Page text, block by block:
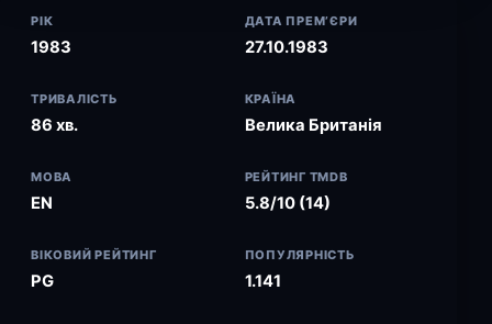
РІК
1983
ДАТА ПРЕМ’ЄРИ
27.10.1983
ТРИВАЛІСТЬ
86 хв.
КРАЇНА
Велика Британія
МОВА
EN
РЕЙТИНГ TMDB
5.8/10 (14)
ВІКОВИЙ РЕЙТИНГ
PG
ПОПУЛЯРНІСТЬ
1.141